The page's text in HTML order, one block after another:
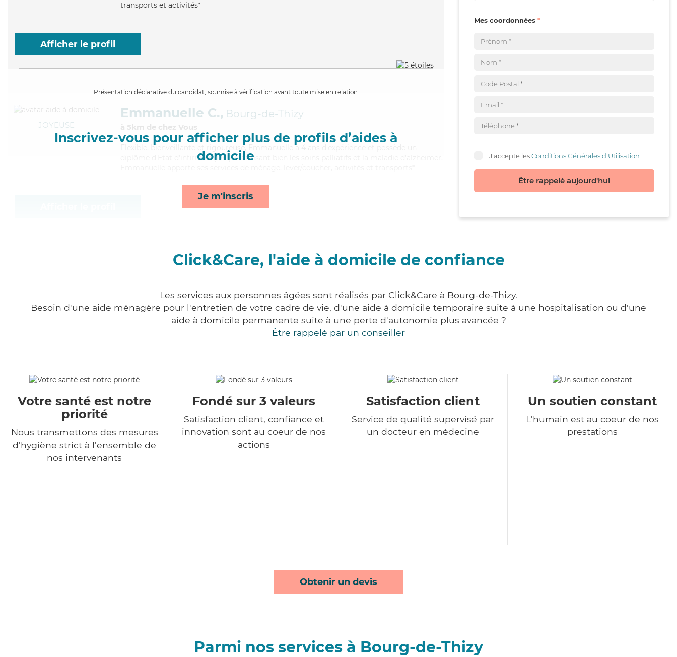
transports et activités*
Afficher le profil
Présentation déclarative du candidat, soumise à vérification avant toute mise en relation
Inscrivez-vous pour afficher plus de profils d’aides à
domicile
Je m'inscris
JOYEUSE
Emmanuelle C., Bourg-de-Thizy
à 5km de chez Vous
, bienveillante et rigoureuse, Emmanuelle a 4 ans d'expérience et possède un
diplôme d'Etat d'infirmier (DEI). Maitrisant bien les soins palliatifs et la maladie d'alzheimer,
Mes coordonnées
J'accepte lesConditions Générales d'Utilisation
Être rappelé aujourd'hui
Click&Care, l'aide à domicile de confiance
Les services aux personnes âgées sont réalisés par Click&Care à Bourg-de-Thizy.
Besoin d'une aide ménagère pour l'entretien de votre cadre de vie, d'une aide à domicile temporaire suite à une hospitalisation ou d'une
aide à domicile permanente suite à une perte d'autonomie plus avancée ?
Être rappelé par un conseiller
Votre santé est notre
priorité
Nous transmettons des mesures
d'hygiène strict à l'ensemble de
nos intervenants
Fondé sur 3 valeurs
Satisfaction client, confiance et
innovation sont au coeur de nos
actions
Satisfaction client
Service de qualité supervisé par
un docteur en médecine
Un soutien constant
L'humain est au coeur de nos
prestations
Obtenir un devis
Parmi nos services à Bourg-de-Thizy